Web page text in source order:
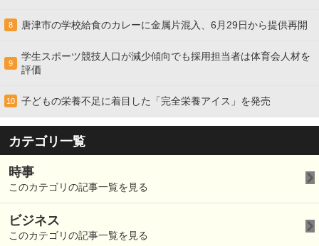
8 唐津市の学校給食のカレーに金属片混入、6月29日から提供再開
9
学生スポーツ競技人口が減少傾向でも採用担当者は体育会人材を
評価
10 子どもの栄養不足に着目した「完全栄養アイス」を発売
カテゴリ一覧
時事
このカテゴリの記事一覧を見る
ビジネス
このカテゴリの記事一覧を見る